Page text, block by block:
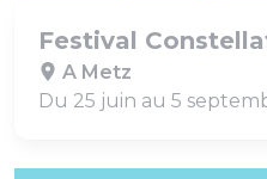
Festival
A Metz
Du 25 juin au 5